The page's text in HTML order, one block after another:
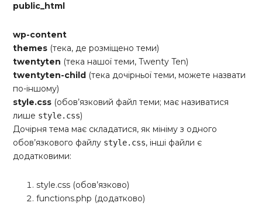
public_html
wp-content
themes (тека, де розміщено теми)
twentyten (тека нашої теми, Twenty Ten)
twentyten-child (тека дочірньої теми, можете назвати
по-іншому)
style.css (обов’язковий файл теми; має називатися
лише style.css)
Дочірня тема має складатися, як мініму з одного
обов’язкового файлу style.css, інші файли є
додатковими:
style.css (обов’язково)
functions.php (додатково)